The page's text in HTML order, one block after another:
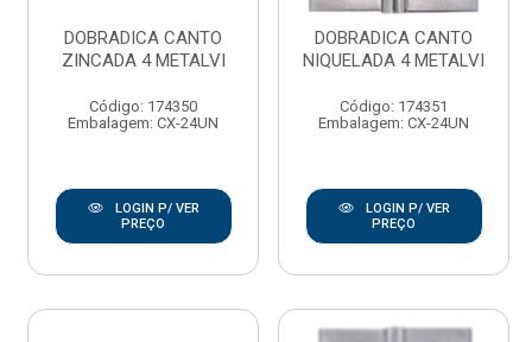
DOBRADICA CANTO
ZINCADA 4 METALVI
Código: 174350
Embalagem: CX-24UN
LOGIN P/ VER
PREÇO
DOBRADICA CANTO
NIQUELADA 4 METALVI
Código: 174351
Embalagem: CX-24UN
LOGIN P/ VER
PREÇO